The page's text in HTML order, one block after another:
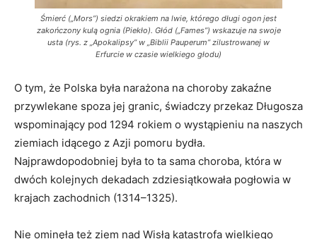
Śmierć („Mors”) siedzi okrakiem na lwie, którego długi ogon jest
zakończony kulą ognia (Piekło). Głód („Fames”) wskazuje na swoje
usta (rys. z „Apokalipsy” w „Biblii Pauperum” zilustrowanej w
Erfurcie w czasie wielkiego głodu)
O tym, że Polska była narażona na choroby zakaźne
przywlekane spoza jej granic, świadczy przekaz Długosza
wspominający pod 1294 rokiem o wystąpieniu na naszych
ziemiach idącego z Azji pomoru bydła.
Najprawdopodobniej była to ta sama choroba, która w
dwóch kolejnych dekadach zdziesiątkowała pogłowia w
krajach zachodnich (1314–1325).
Nie ominęła też ziem nad Wisłą katastrofa wielkiego